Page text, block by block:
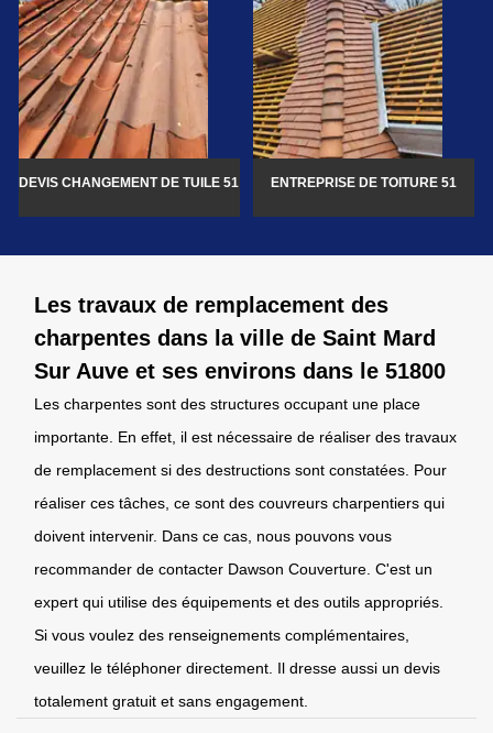
DEVIS CHANGEMENT DE TUILE 51 ENTREPRISE DE TOITURE 51
Les travaux de remplacement des
charpentes dans la ville de Saint Mard
Sur Auve et ses environs dans le 51800
Les charpentes sont des structures occupant une place
importante. En effet, il est nécessaire de réaliser des travaux
de remplacement si des destructions sont constatées. Pour
réaliser ces tâches, ce sont des couvreurs charpentiers qui
doivent intervenir. Dans ce cas, nous pouvons vous
recommander de contacter Dawson Couverture. C'est un
expert qui utilise des équipements et des outils appropriés.
Si vous voulez des renseignements complémentaires,
veuillez le téléphoner directement. Il dresse aussi un devis
totalement gratuit et sans engagement.